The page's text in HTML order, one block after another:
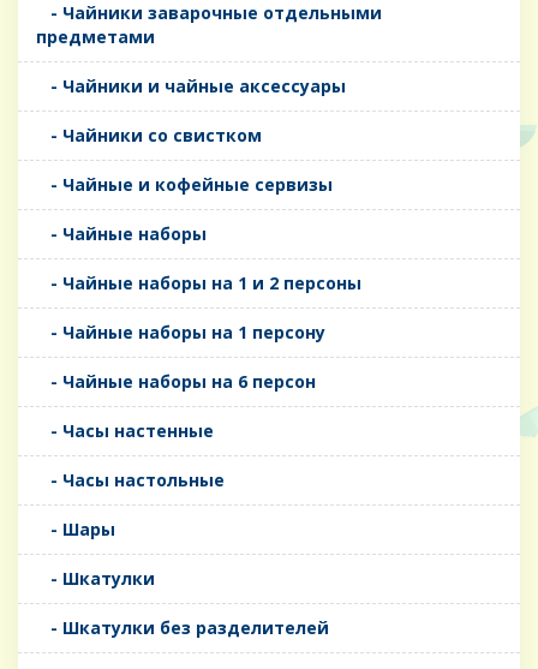
- Чайники заварочные отдельными
предметами
- Чайники и чайные аксессуары
- Чайники со свистком
- Чайные и кофейные сервизы
- Чайные наборы
- Чайные наборы на 1 и 2 персоны
- Чайные наборы на 1 персону
- Чайные наборы на 6 персон
- Часы настенные
- Часы настольные
- Шары
- Шкатулки
- Шкатулки без разделителей